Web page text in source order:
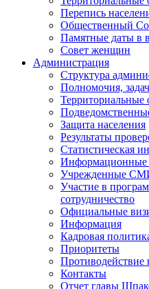
Перепись
Общественный
Памятные даты в
Совет женщин
Администрация
Структура
Полномочия,
Территориальные
Защита населения
Результаты
Статистическая
Информационные
Учрежденные
Участие в
сотрудничество
Официальные
Информация
Кадровая
Приоритеты
Противодействие
Контакты
Отчет главы